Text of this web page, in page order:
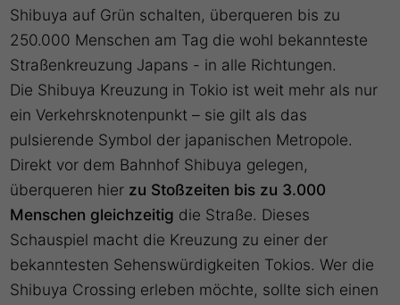
Shibuya auf Grün schalten, überqueren bis zu
250.000 Menschen am Tag die wohl bekannteste
Straßenkreuzung Japans - in alle Richtungen.
Die Shibuya Kreuzung in Tokio ist weit mehr als nur
ein Verkehrsknotenpunkt – sie gilt als das
pulsierende Symbol der japanischen Metropole.
Direkt vor dem Bahnhof Shibuya gelegen,
überqueren hier zu Stoßzeiten bis zu 3.000
Menschen gleichzeitig die Straße. Dieses
Schauspiel macht die Kreuzung zu einer der
bekanntesten Sehenswürdigkeiten Tokios. Wer die
Shibuya Crossing erleben möchte, sollte sich einen